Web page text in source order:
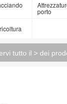
porto
tutto il > dei